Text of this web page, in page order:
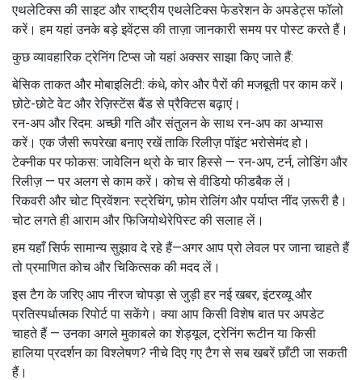
एथलेटिक्स की साइट और राष्ट्रीय एथलेटिक्स फेडरेशन के अपडेट्स फॉलो
करें। हम यहां उनके बड़े इवेंट्स की ताज़ा जानकारी समय पर पोस्ट करते हैं।
कुछ व्यावहारिक ट्रेनिंग टिप्स जो यहां अक्सर साझा किए जाते हैं:
बेसिक ताकत और मोबाइलिटी: कंधे, कोर और पैरों की मजबूती पर काम करें।
छोटे-छोटे वेट और रेज़िस्टेंस बैंड से प्रैक्टिस बढ़ाएं।
रन-अप और रिदम: अच्छी गति और संतुलन के साथ रन-अप का अभ्यास
करें। एक जैसी रूपरेखा बनाए रखें ताकि रिलीज़ पॉइंट भरोसेमंद हो।
टेक्नीक पर फोकस: जावेलिन थ्रो के चार हिस्से — रन-अप, टर्न, लोडिंग और
रिलीज़ — पर अलग से काम करें। कोच से वीडियो फीडबैक लें।
रिकवरी और चोट प्रिवेंशन: स्ट्रेचिंग, फ़ोम रोलिंग और पर्याप्त नींद ज़रूरी है।
चोट लगते ही आराम और फिजियोथेरेपिस्ट की सलाह लें।
हम यहाँ सिर्फ सामान्य सुझाव दे रहे हैं—अगर आप प्रो लेवल पर जाना चाहते हैं
तो प्रमाणित कोच और चिकित्सक की मदद लें।
इस टैग के जरिए आप नीरज चोपड़ा से जुड़ी हर नई खबर, इंटरव्यू और
प्रतिस्पर्धात्मक रिपोर्ट पा सकेंगे। क्या आप किसी विशेष बात पर अपडेट
चाहते हैं — उनका अगले मुकाबले का शेड्यूल, ट्रेनिंग रूटीन या किसी
हालिया प्रदर्शन का विश्लेषण? नीचे दिए गए टैग से सब खबरें छाँटी जा सकती
हैं।